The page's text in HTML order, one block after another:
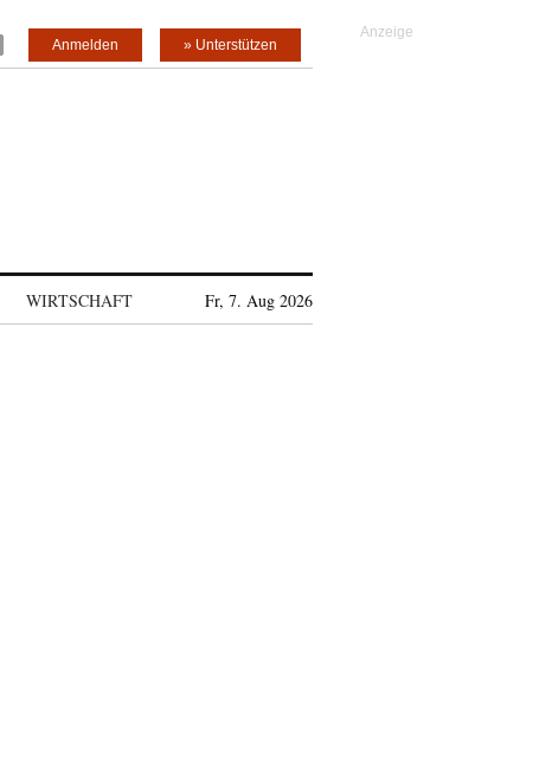
» Unterstützen
Anmelden
WIRTSCHAFT Fr, 7. Aug 2026